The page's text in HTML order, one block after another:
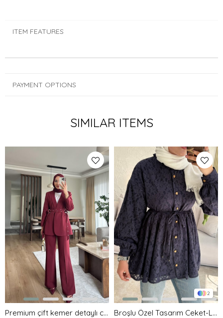
ITEM FEATURES
PAYMENT OPTIONS
SIMILAR ITEMS
Premium çift kemer detaylı ceket takım - bordo - vakronline
2
Broşlu Özel Tasarım Ceket-Lacivert